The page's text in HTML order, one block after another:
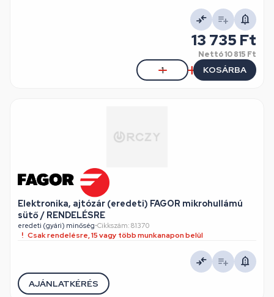
13 735 Ft
Nettó10 815 Ft
KOSÁRBA
Elektronika, ajtózár (eredeti) FAGOR mikrohullámú
sütő / RENDELÉSRE
eredeti (gyári) minőség•Cikkszám: 81370
Csak rendelésre, 15 vagy több munkanapon belül
AJÁNLATKÉRÉS